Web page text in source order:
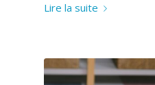
Lire la suite